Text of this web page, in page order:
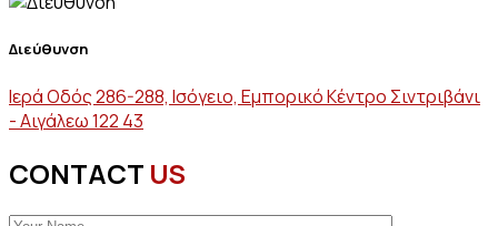
Διεύθυνση
Ιερά Οδός 286-288, Ισόγειο, Εμπορικό Κέντρο Σιντριβάνι
- Αιγάλεω 122 43
CONTACT US